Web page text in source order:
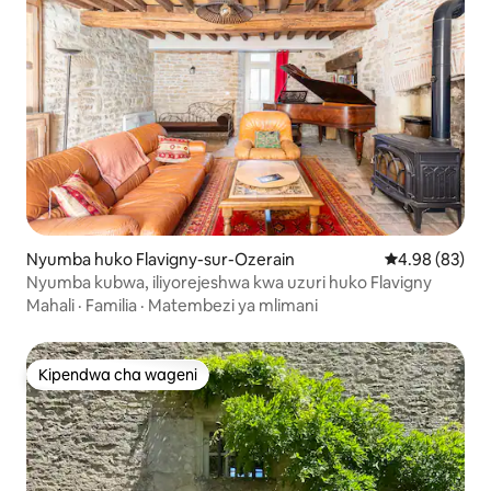
Nyumba huko Flavigny-sur-Ozerain Ukadiriaji wa
4.98 (83)
Nyumba kubwa, iliyorejeshwa kwa uzuri huko Flavigny
Mahali · Familia · Matembezi ya mlimani
Kipendwa cha wageni
Kipendwa cha wageni